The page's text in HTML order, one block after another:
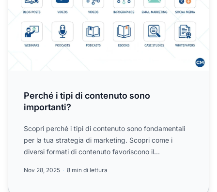
Perché i tipi di contenuto sono
importanti?
Scopri perché i tipi di contenuto sono fondamentali
per la tua strategia di marketing. Scopri come i
diversi formati di contenuto favoriscono il
Nov 28, 2025 8 min di lettura